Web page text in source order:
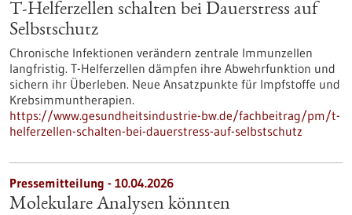
T-Helferzellen schalten bei Dauerstress auf
Selbstschutz
Chronische Infektionen verändern zentrale Immunzellen
langfristig. T-Helferzellen dämpfen ihre Abwehrfunktion und
sichern ihr Überleben. Neue Ansatzpunkte für Impfstoffe und
Krebsimmuntherapien.
https://www.gesundheitsindustrie-bw.de/fachbeitrag/pm/t-
helferzellen-schalten-bei-dauerstress-auf-selbstschutz
Pressemitteilung - 10.04.2026
Molekulare Analysen könnten